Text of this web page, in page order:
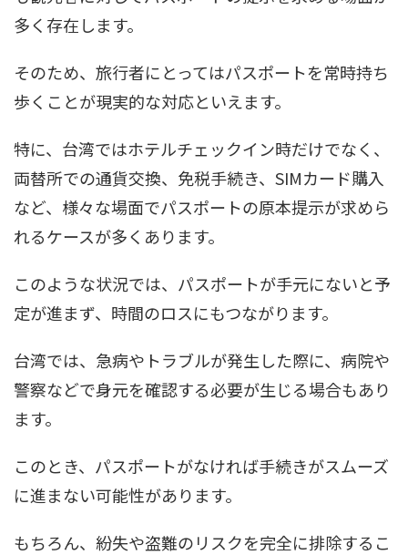
多く存在します。
そのため、旅行者にとってはパスポートを常時持ち
歩くことが現実的な対応といえます。
特に、台湾ではホテルチェックイン時だけでなく、
両替所での通貨交換、免税手続き、SIMカード購入
など、様々な場面でパスポートの原本提示が求めら
れるケースが多くあります。
このような状況では、パスポートが手元にないと予
定が進まず、時間のロスにもつながります。
台湾では、急病やトラブルが発生した際に、病院や
警察などで身元を確認する必要が生じる場合もあり
ます。
このとき、パスポートがなければ手続きがスムーズ
に進まない可能性があります。
もちろん、紛失や盗難のリスクを完全に排除するこ